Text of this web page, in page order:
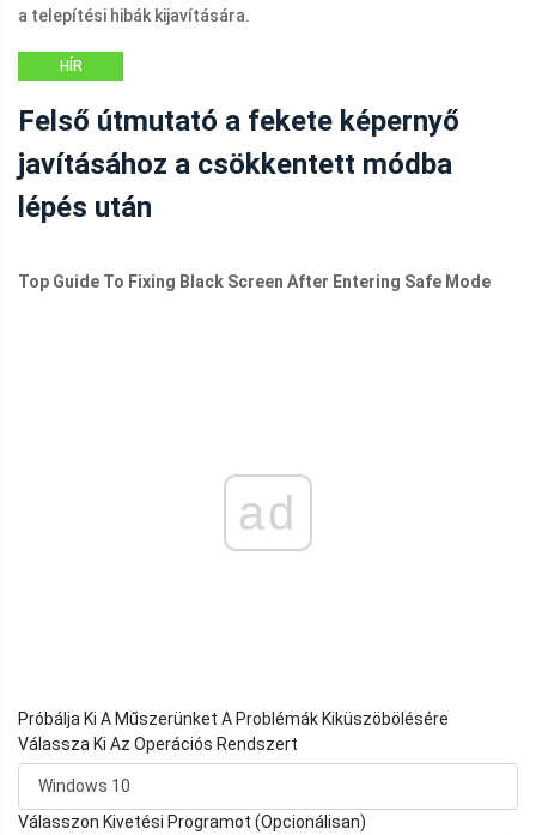
a telepítési hibák kijavítására.
HÍR
Felső útmutató a fekete képernyő
javításához a csökkentett módba
lépés után
Top Guide To Fixing Black Screen After Entering Safe Mode
ad
Próbálja Ki A Műszerünket A Problémák Kiküszöbölésére
Válassza Ki Az Operációs Rendszert
Válasszon Kivetési Programot (Opcionálisan)